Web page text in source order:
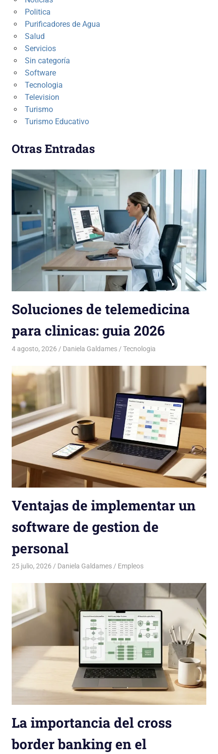
Politica
Purificadores de Agua
Salud
Servicios
Sin categoría
Software
Tecnologia
Television
Turismo
Turismo Educativo
Otras Entradas
Soluciones de telemedicina
para clinicas: guia 2026
4 agosto, 2026 Daniela Galdames Tecnologia
Ventajas de implementar un
software de gestion de
personal
25 julio, 2026 Daniela Galdames Empleos
La importancia del cross
border banking en el